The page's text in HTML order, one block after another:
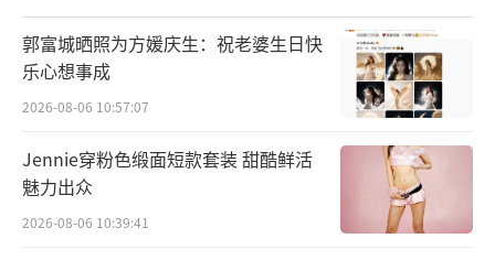
郭富城晒照为方媛庆生：祝老婆生日快
乐心想事成
2026-08-06 10:57:07
Jennie穿粉色缎面短款套装 甜酷鲜活
魅力出众
2026-08-06 10:39:41